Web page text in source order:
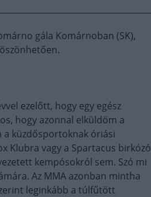
gála Komárnoban (SK),
ezelőtt, hogy egy egész
hogy azonnal elküldöm a
a küzdősportoknak óriási
Klubra vagy a Spartacus birkózó
kempósokról sem. Szó mi
Az MMA azonban mintha
leginkább a túlfűtött